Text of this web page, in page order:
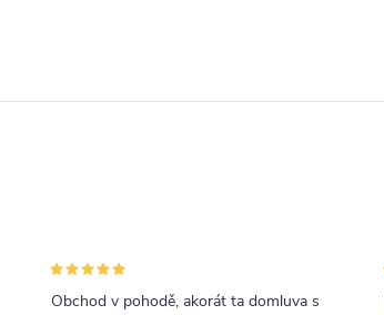
Obchod v pohodě, akorát ta domluva s